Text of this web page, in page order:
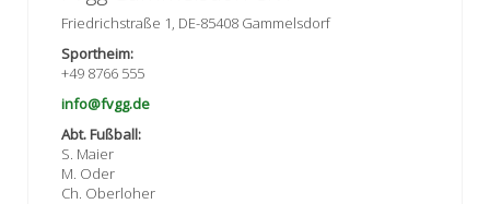
Friedrichstraße 1, DE-85408 Gammelsdorf
Sportheim:
+49 8766 555
info@fvgg.de
Abt. Fußball:
S. Maier
M. Oder
Ch. Oberloher